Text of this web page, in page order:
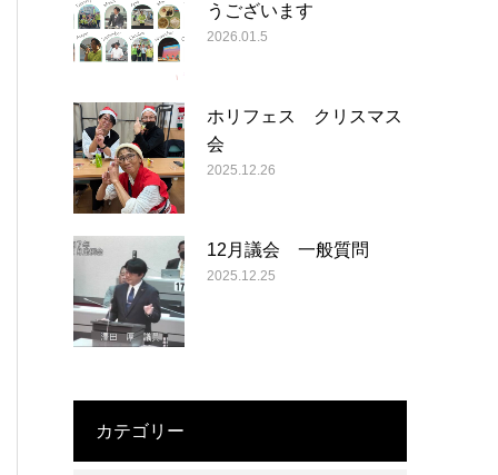
うございます
2026.01.5
ホリフェス クリスマス
会
2025.12.26
12月議会 一般質問
2025.12.25
カテゴリー